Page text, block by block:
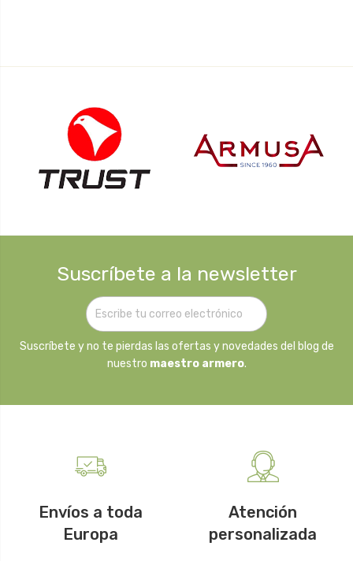
Suscríbete a la newsletter
Suscríbete y no te pierdas las ofertas y novedades del blog de
nuestro maestro armero.
Envíos a toda
Europa
Atención
personalizada